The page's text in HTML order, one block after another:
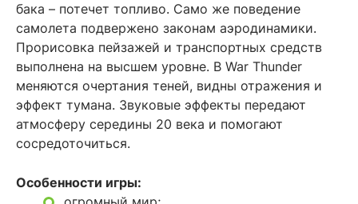
бака – потечет топливо. Само же поведение
самолета подвержено законам аэродинамики.
Прорисовка пейзажей и транспортных средств
выполнена на высшем уровне. В War Thunder
меняются очертания теней, видны отражения и
эффект тумана. Звуковые эффекты передают
атмосферу середины 20 века и помогают
сосредоточиться.
Особенности игры: